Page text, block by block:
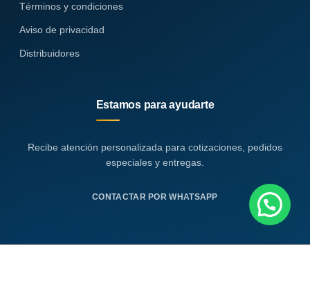
Términos y condiciones
Aviso de privacidad
Distribuidores
Estamos para ayudarte
Recibe atención personalizada para cotizaciones, pedidos
especiales y entregas.
CONTACTAR POR WHATSAPP